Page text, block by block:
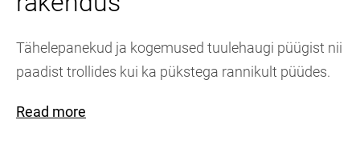
Tähelepanekud ja kogemused tuulehaugi püügist nii
paadist trollides kui ka pükstega rannikult püüdes.
Read more